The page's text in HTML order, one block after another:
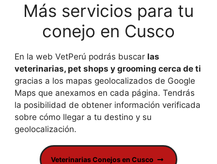
Más servicios para tu
conejo en Cusco
En la web VetPerú podrás buscar las
veterinarias, pet shops y grooming cerca de ti
gracias a los mapas geolocalizados de Google
Maps que anexamos en cada página. Tendrás
la posibilidad de obtener información verificada
sobre cómo llegar a tu destino y su
geolocalización.
Veterinarias Conejos en Cusco